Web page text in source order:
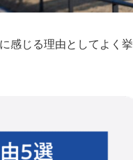
感じる理由としてよく挙